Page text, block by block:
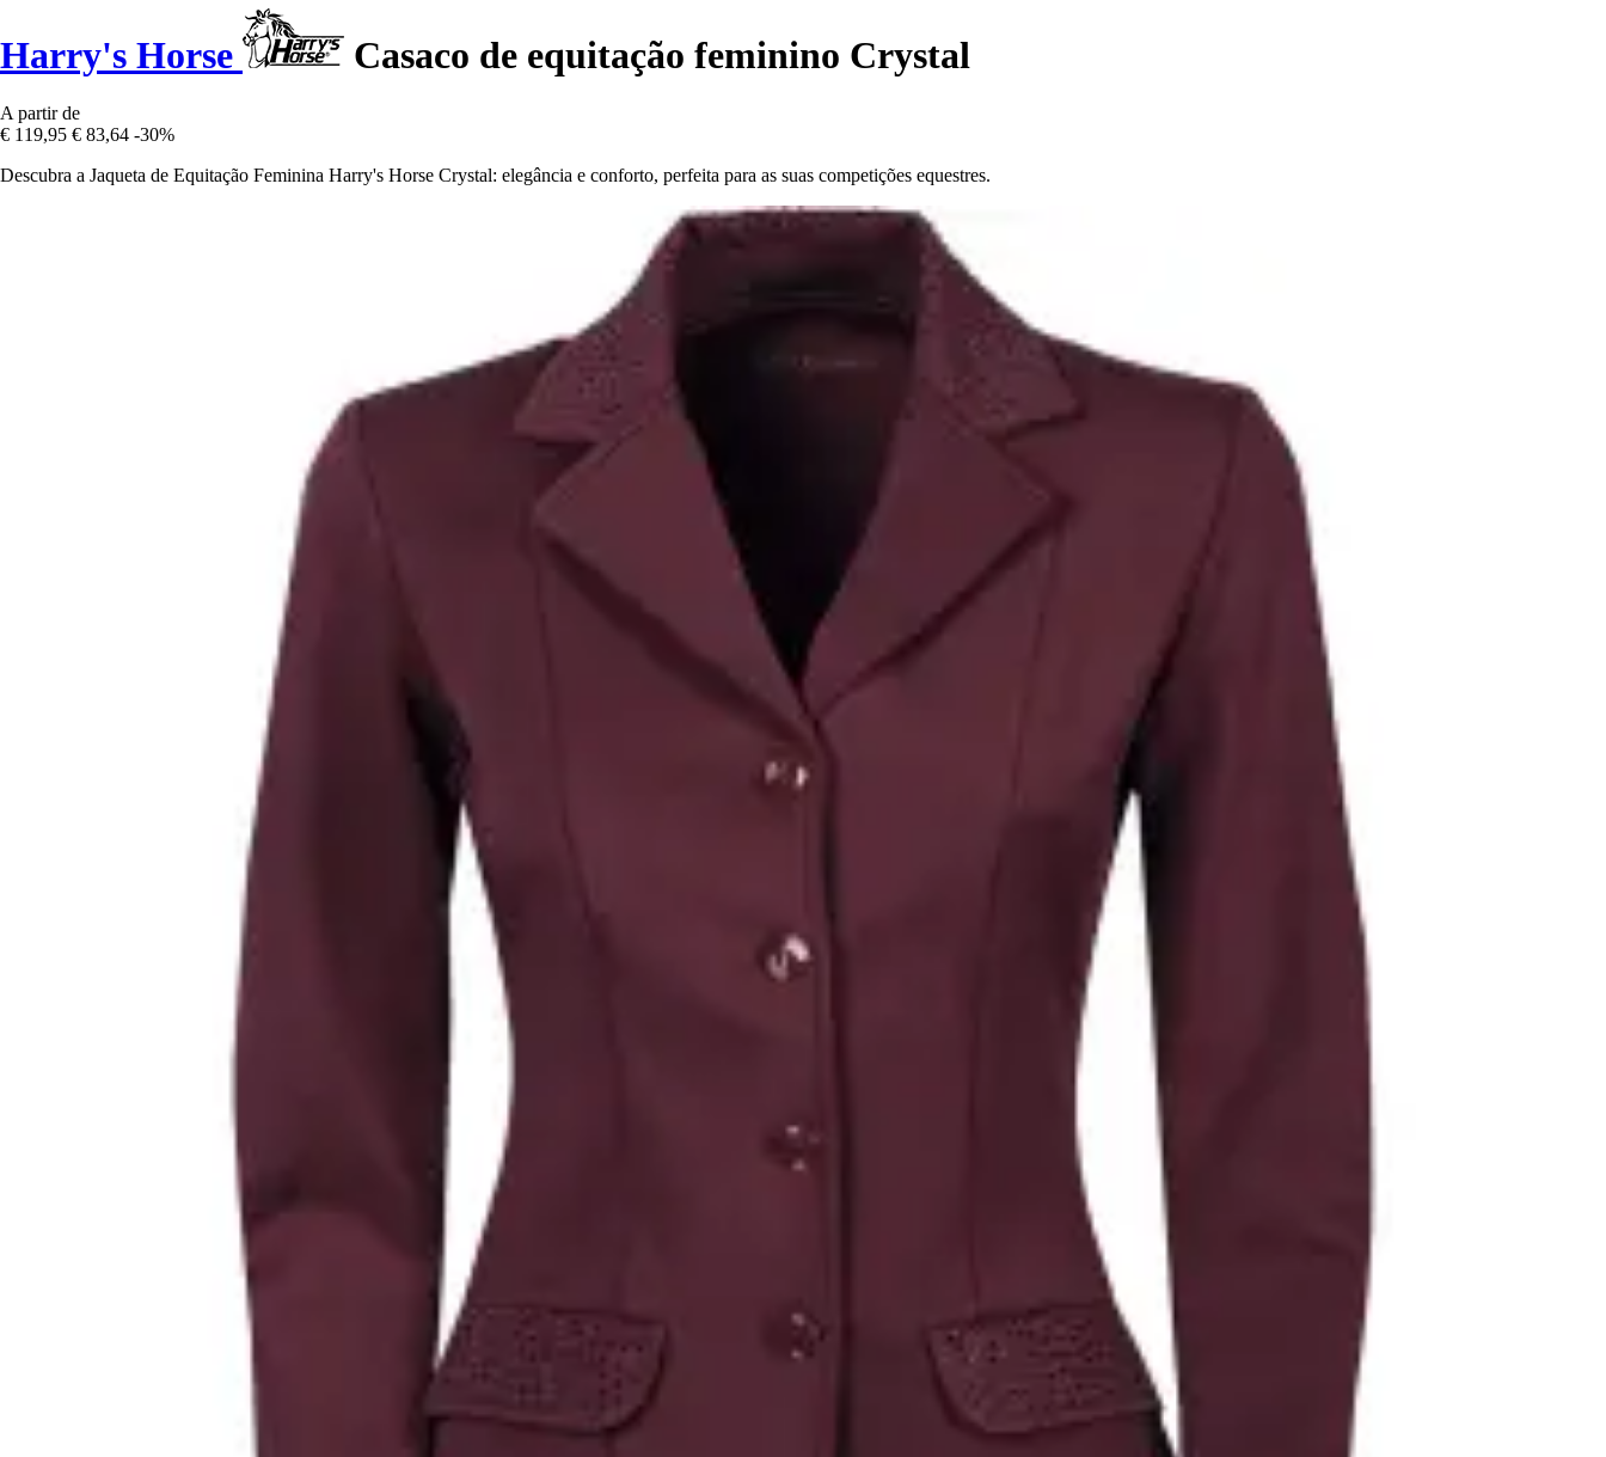
Harry's Horse Casaco de equitação feminino Crystal
A partir de
€ 119,95 € 83,64 -30%
Descubra a Jaqueta de Equitação Feminina Harry's Horse Crystal: elegância e conforto, perfeita para as suas competições equestres.